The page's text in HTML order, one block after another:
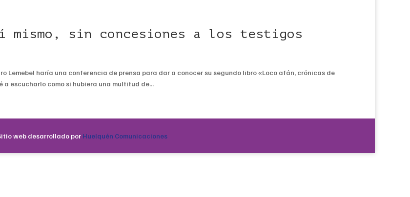
mismo, sin concesiones a los testigos
Lemebel haría una conferencia de prensa para dar a conocer su segundo libro «Loco afán, crónicas de
a escucharlo como si hubiera una multitud de...
web desarrollado por Huelquén Comunicaciones